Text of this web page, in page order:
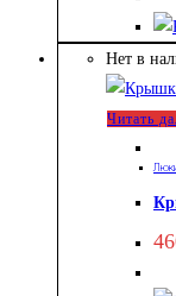
Нет в
Читать